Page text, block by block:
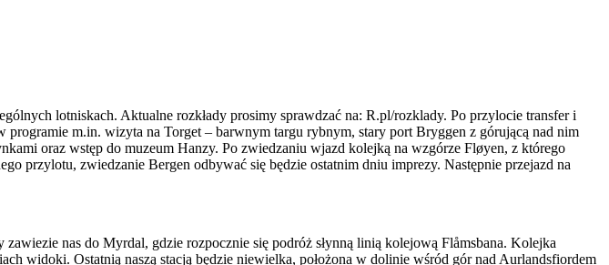
lotniskach. Aktualne rozkłady prosimy sprawdzać na: R.pl/rozklady. Po przylocie transfer i
m.in. wizyta na Torget – barwnym targu rybnym, stary port Bryggen z górującą nad nim
oraz wstęp do muzeum Hanzy. Po zwiedzaniu wjazd kolejką na wzgórze Fløyen, z którego
przylotu, zwiedzanie Bergen odbywać się będzie ostatnim dniu imprezy. Następnie przejazd na
nas do Myrdal, gdzie rozpocznie się podróż słynną linią kolejową Flåmsbana. Kolejka
widoki. Ostatnią naszą stacją będzie niewielka, położona w dolinie wśród gór nad Aurlandsfiordem